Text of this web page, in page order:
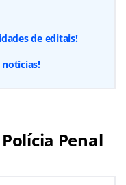
de editais!
notícias!
Penal